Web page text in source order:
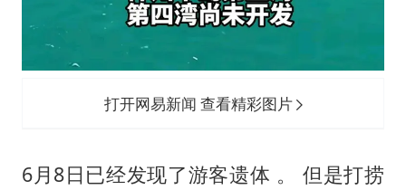
打开网易新闻 查看精彩图片
6月8日已经发现了游客遗体 。 但是打捞